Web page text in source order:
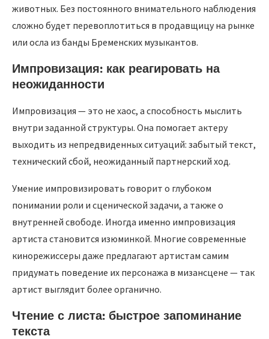
животных. Без постоянного внимательного наблюдения
сложно будет перевоплотиться в продавщицу на рынке
или осла из банды Бременских музыкантов.
Импровизация: как реагировать на
неожиданности
Импровизация — это не хаос, а способность мыслить
внутри заданной структуры. Она помогает актеру
выходить из непредвиденных ситуаций: забытый текст,
технический сбой, неожиданный партнерский ход.
Умение импровизировать говорит о глубоком
понимании роли и сценической задачи, а также о
внутренней свободе. Иногда именно импровизация
артиста становится изюминкой. Многие современные
кинорежиссеры даже предлагают артистам самим
придумать поведение их персонажа в мизансцене — так
артист выглядит более органично.
Чтение с листа: быстрое запоминание
текста